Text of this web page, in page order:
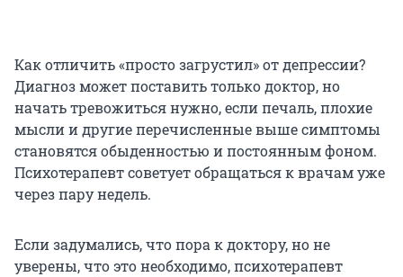
Как отличить «просто загрустил» от депрессии?
Диагноз может поставить только доктор, но
начать тревожиться нужно, если печаль, плохие
мысли и другие перечисленные выше симптомы
становятся обыденностью и постоянным фоном.
Психотерапевт советует обращаться к врачам уже
через пару недель.
Если задумались, что пора к доктору, но не
уверены, что это необходимо, психотерапевт